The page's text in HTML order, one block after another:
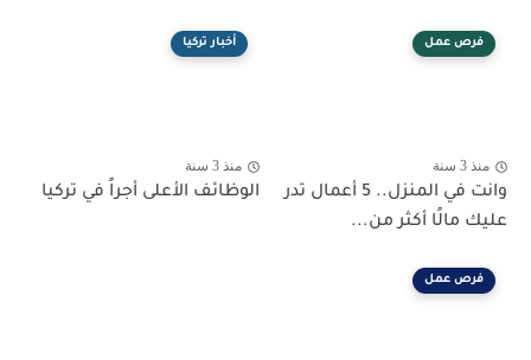
فرص عمل
منذ 3 سنة
وانت في المنزل.. 5 أعمال تدر
عليك مالًا أكثر من...
أخبار تركيا
منذ 3 سنة
الوظائف الأعلى أجراً في تركيا
فرص عمل